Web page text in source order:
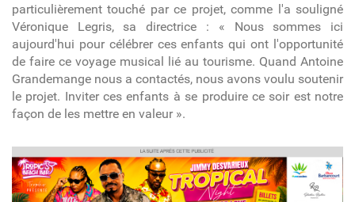
particulièrement touché par ce projet, comme l'a souligné
Véronique Legris, sa directrice : « Nous sommes ici
aujourd'hui pour célébrer ces enfants qui ont l'opportunité
de faire ce voyage musical lié au tourisme. Quand Antoine
Grandemange nous a contactés, nous avons voulu soutenir
le projet. Inviter ces enfants à se produire ce soir est notre
façon de les mettre en valeur ».
article